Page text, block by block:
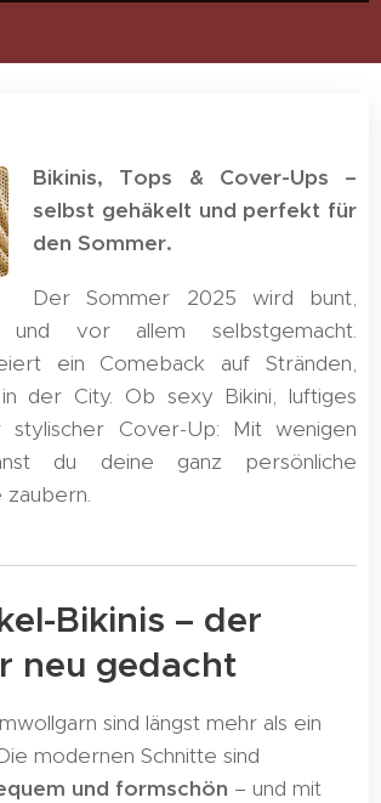
Bikinis, Tops & Cover-Ups –
selbst gehäkelt und perfekt für
den Sommer.
Der Sommer 2025 wird bunt,
und vor allem selbstgemacht.
ein Comeback auf Stränden,
der City. Ob sexy Bikini, luftiges
Cover-Up: Mit wenigen
du deine ganz persönliche
Bikinis – der
neu gedacht
sind längst mehr als ein
modernen Schnitte sind
und formschön – und mit